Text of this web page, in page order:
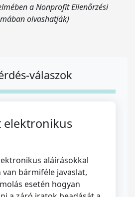
a Nonprofit Ellenőrzési
olvashatják)
válaszok
elektronikus
aláírásokkal
bármiféle javaslat,
esetén hogyan